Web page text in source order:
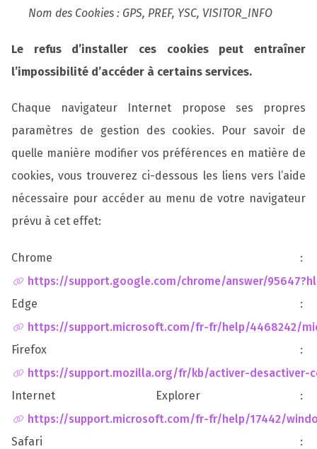
Nom des Cookies : GPS, PREF, YSC, VISITOR_INFO
Le refus d’installer ces cookies peut entraîner
l’impossibilité d’accéder à certains services.
Chaque navigateur Internet propose ses propres
paramètres de gestion des cookies. Pour savoir de
quelle manière modifier vos préférences en matière de
cookies, vous trouverez ci-dessous les liens vers l’aide
nécessaire pour accéder au menu de votre navigateur
prévu à cet effet:
Chrome :
https://support.google.com/chrome/answer/
Edge :
https://support.microsoft.com/fr-fr/help/4468242/
Firefox :
https://support.mozilla.org/fr/kb/activer-desactiver-
Internet Explorer :
https://support.microsoft.com/fr-fr/help/17442/
Safari :